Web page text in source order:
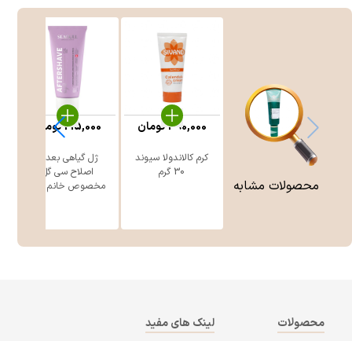
محصولات مشابه
کرم کالاندولا سیوند
30 گرم
390,000تومان
ژل گیاهی بعد از
اصلاح سی گل
مخصوص خانم ه ...
215,000تومان
محصولات لینک های مفید